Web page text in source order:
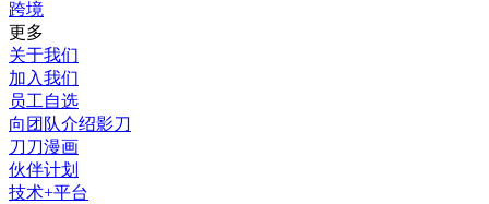
跨境
更多
关于我们
加入我们
员工自选
向团队介绍影刀
刀刀漫画
伙伴计划
技术+平台